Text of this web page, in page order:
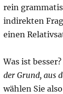
rein
indirekten
einen
Was ist
der Grund, aus
wählen Sie